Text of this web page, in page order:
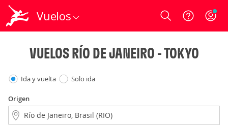
Vuelos Login
VUELOS RÍO DE JANEIRO - TOKYO
Ida y vuelta Solo ida
Origen